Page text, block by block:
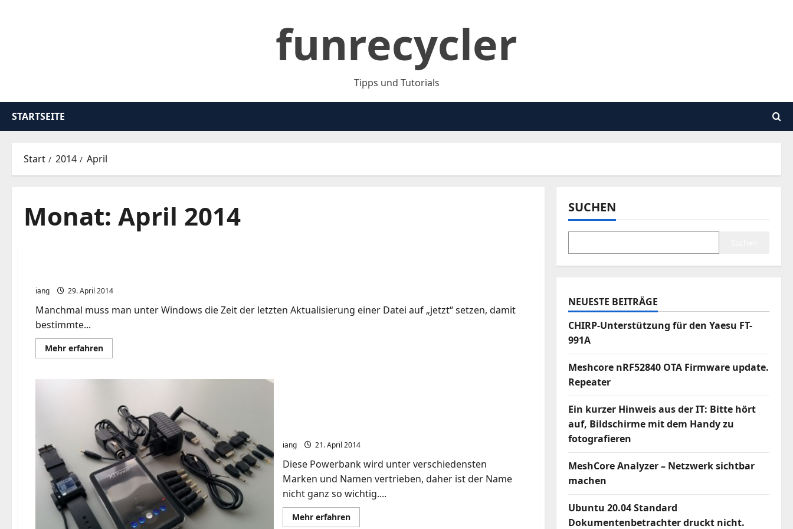
funrecycler
Tipps und Tutorials
STARTSEITE
Start 2014 April
Monat: April 2014
iang 29. April 2014
Manchmal muss man unter Windows die Zeit der letzten Aktualisierung einer Datei auf „jetzt“ setzen, damit
bestimmte...
Mehr erfahrenMehr
Informationen
'touch'
Kampf
mit
Profilen
iang 21. April 2014
Diese Powerbank wird unter verschiedensten
Marken und Namen vertrieben, daher ist der Name
nicht ganz so wichtig....
Mehr erfahrenMehr
Informationen
SUCHEN
NEUESTE BEITRÄGE
CHIRP-Unterstützung für den Yaesu FT-
991A
Meshcore nRF52840 OTA Firmware update.
Repeater
Ein kurzer Hinweis aus der IT: Bitte hört
auf, Bildschirme mit dem Handy zu
fotografieren
MeshCore Analyzer – Netzwerk sichtbar
machen
Ubuntu 20.04 Standard
Dokumentenbetrachter druckt nicht.